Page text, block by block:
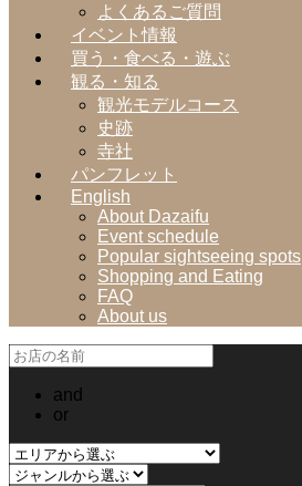
よくあるご質問
イベント情報
買う・食べる・遊ぶ
観る・知る
観光モデルコース
史跡
寺社
パンフレット
English
About Dazaifu
Event schedule
Popular sightseeing spots
Shopping and Eating
FAQ
About us
and
or